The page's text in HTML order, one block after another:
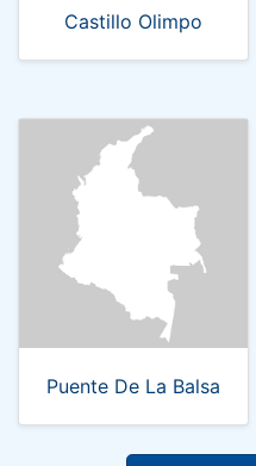
Castillo Olimpo
Puente De La Balsa